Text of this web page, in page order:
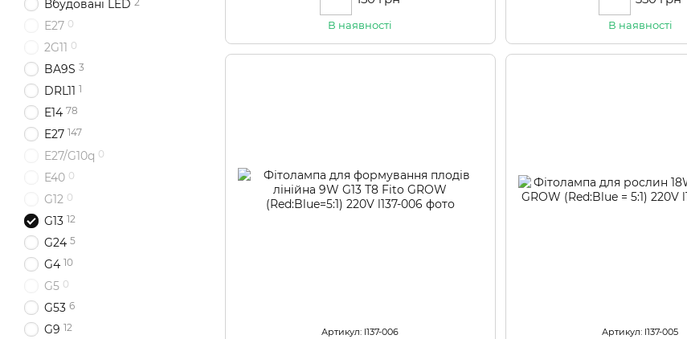
В наявності В наявності
Артикул: l137-006 Артикул: l137-005
Вбудовані LED
Е27 0
2G11 0
BA9S 3
DRL11 1
E14 78
E27 147
E27/G10q 0
E40 0
G12 0
G13 12
G24 5
G4 10
G5 0
G53 6
G9 12